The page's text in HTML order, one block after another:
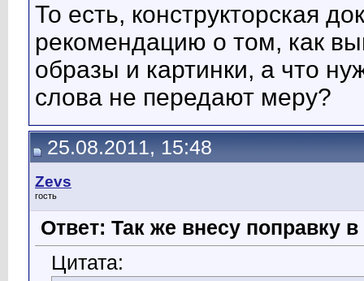
То есть, конструкторская
рекомендацию о том, как
образы и картинки, а что
слова не передают меру?
25.08.2011, 15:48
Zevs
гость
Ответ: Так же внесу поправку
Цитата: